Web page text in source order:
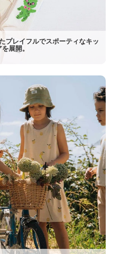
プレイフルでスポーティなキッ
展開。